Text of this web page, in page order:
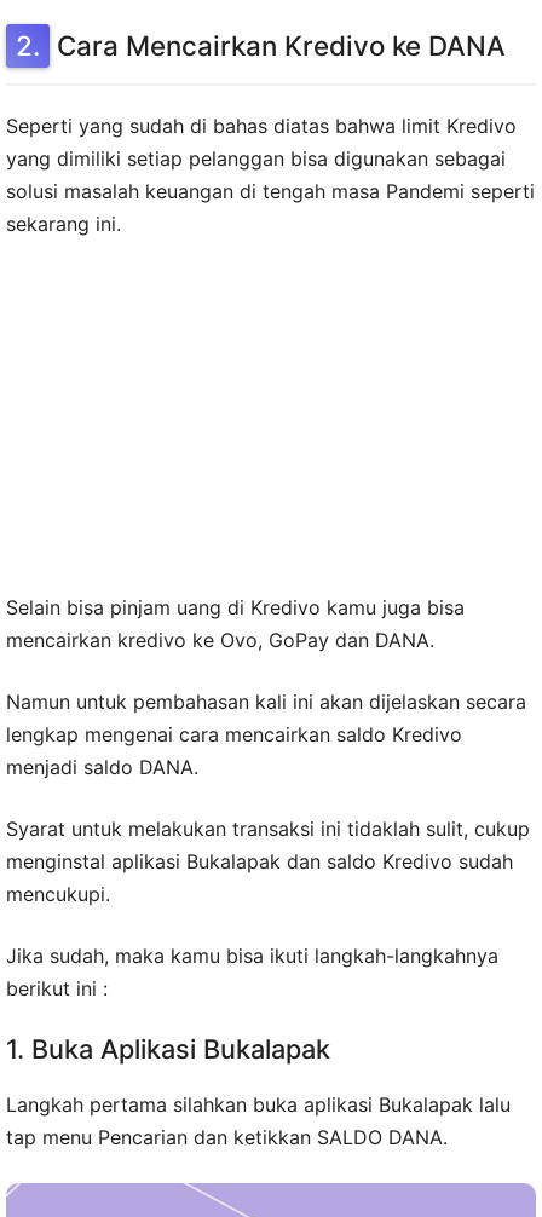
Cara Mencairkan Kredivo ke DANA
Seperti yang sudah di bahas diatas bahwa limit Kredivo
yang dimiliki setiap pelanggan bisa digunakan sebagai
solusi masalah keuangan di tengah masa Pandemi seperti
sekarang ini.
Selain bisa pinjam uang di Kredivo kamu juga bisa
mencairkan kredivo ke Ovo, GoPay dan DANA.
Namun untuk pembahasan kali ini akan dijelaskan secara
lengkap mengenai cara mencairkan saldo Kredivo
menjadi saldo DANA.
Syarat untuk melakukan transaksi ini tidaklah sulit, cukup
menginstal aplikasi Bukalapak dan saldo Kredivo sudah
mencukupi.
Jika sudah, maka kamu bisa ikuti langkah-langkahnya
berikut ini :
1. Buka Aplikasi Bukalapak
Langkah pertama silahkan buka aplikasi Bukalapak lalu
tap menu Pencarian dan ketikkan SALDO DANA.